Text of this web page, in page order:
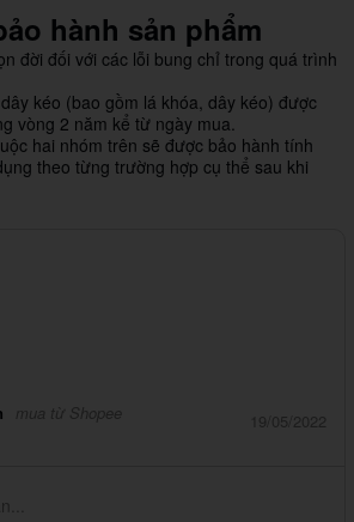
hành sản phẩm
đời đối với các lỗi bung chỉ trong quá trình
kéo (bao gồm lá khóa, dây kéo) được
vòng 2 năm kể từ ngày mua.
hai nhóm trên sẽ được bảo hành tính
theo từng trường hợp cụ thể sau khi
mua từ Shopee 19/05/2022